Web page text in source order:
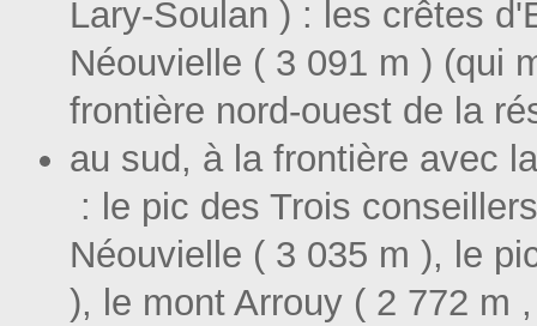
Lary-Soulan ) : les crêtes
Néouvielle ( 3 091 m ) (qui
frontière nord-ouest de la
au sud, à la frontière avec
: le pic des Trois
Néouvielle ( 3 035 m ), le
), le mont Arrouy ( 2 772 m